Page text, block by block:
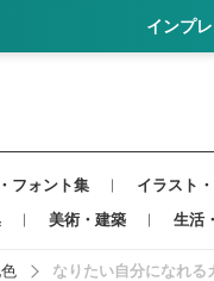
インプ
フォント集 イラスト
美術・建築 生活
なりたい自分になれ